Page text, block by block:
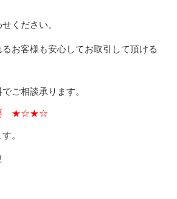
ください。
お客様も安心してお取引して頂ける
ご相談承ります。
要 ★☆★☆
。